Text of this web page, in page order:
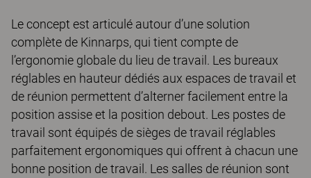
Le concept est articulé autour d’une solution
complète de Kinnarps, qui tient compte de
l’ergonomie globale du lieu de travail. Les bureaux
réglables en hauteur dédiés aux espaces de travail et
de réunion permettent d’alterner facilement entre la
position assise et la position debout. Les postes de
travail sont équipés de sièges de travail réglables
parfaitement ergonomiques qui offrent à chacun une
bonne position de travail. Les salles de réunion sont